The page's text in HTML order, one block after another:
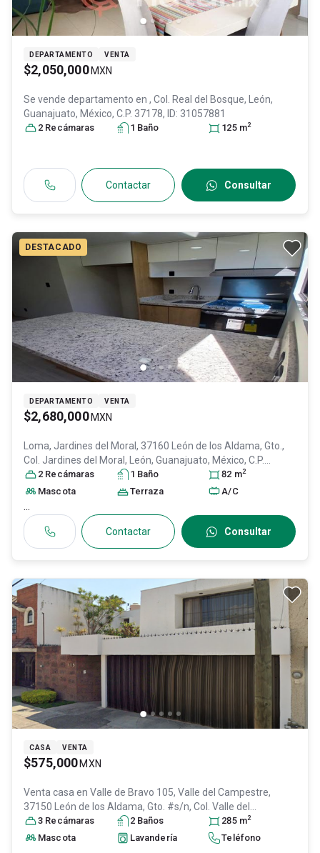
DEPARTAMENTO VENTA
$2,050,000 MXN
Se vende departamento en , Col. Real del Bosque, León,
Guanajuato, México, C.P. 37178, ID: 31057881
2 Recámaras 1 Baño 125 m2
Contactar Consultar
DESTACADO
DEPARTAMENTO VENTA
$2,680,000 MXN
Loma, Jardines del Moral, 37160 León de los Aldama, Gto.,
Col. Jardines del Moral,
León, Guanajuato, México, C.P.
37160, ID:31109337
2 Recámaras 1 Baño 82 m2
Mascota Terraza A/C
...
Contactar Consultar
CASA VENTA
$575,000 MXN
Venta casa en Valle de Bravo 105, Valle del Campestre,
37150 León de los Aldama, Gto. #s/n, Col. Valle del
Campestre,León , Guanajuato, México , C.P. 37150, ID:
31578142
3 Recámaras 2 Baños 285 m2
Mascota Lavandería Teléfono